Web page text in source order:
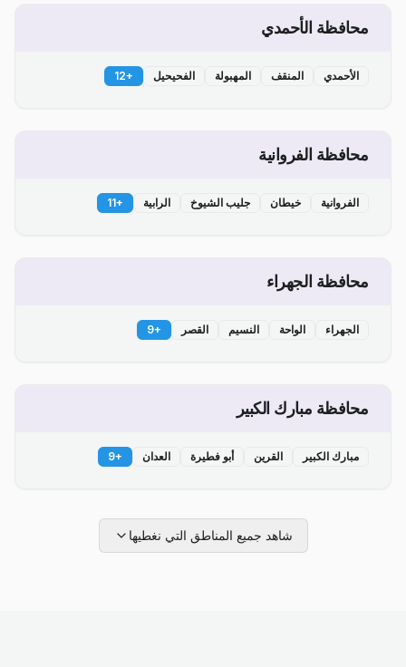
محافظة الأحمدي
الأحمدي المنقف المهبولة الفحيحيل +
12
محافظة الفروانية
الفروانية خيطان جليب الشيوخ الرابية +
11
محافظة الجهراء
الجهراء الواحة النسيم القصر +
9
محافظة مبارك الكبير
مبارك الكبير القرين أبو فطيرة العدان +
9
شاهد جميع المناطق التي نغطيها